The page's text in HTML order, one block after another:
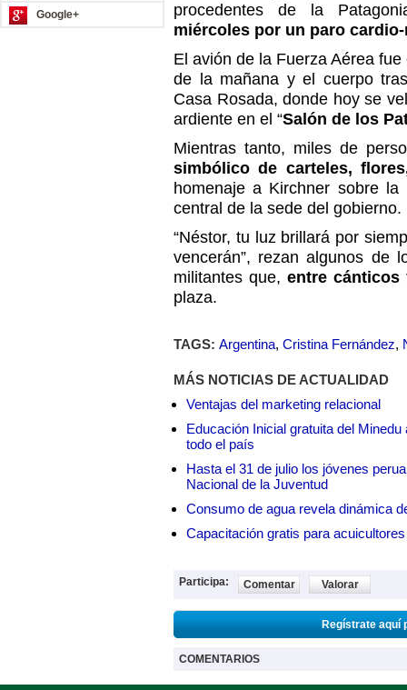
Google+
procedentes de la
miércoles por un paro
El avión de la Fuerza Aérea
de la mañana y el cuerpo
Casa Rosada, donde hoy se
ardiente en el “Salón de los
Mientras tanto, miles de
simbólico de carteles,
homenaje a Kirchner sobre la
central de la sede del gobierno.
“Néstor, tu luz brillará por
vencerán”, rezan algunos de
militantes que, entre cánticos
plaza.
TAGS: Argentina, Cristina Fernández,
MÁS NOTICIAS DE ACTUALIDAD
Ventajas del marketing relacional
Educación Inicial gratuita del
todo el país
Hasta el 31 de julio los jóvenes
Nacional de la Juventud
Consumo de agua revela dinámica
Capacitación gratis para
Participa: Comentar Valorar
Regístrate aquí
COMENTARIOS